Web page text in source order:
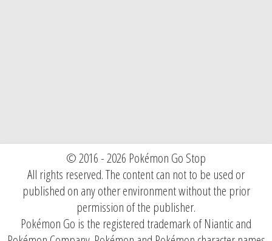
© 2016 - 2026 Pokémon Go Stop
All rights reserved. The content can not to be used or
published on any other environment without the prior
permission of the publisher.
Pokémon Go is the registered trademark of Niantic and